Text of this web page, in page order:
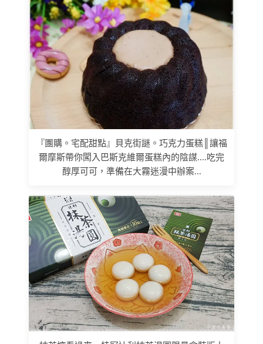
『團購。宅配甜點』貝克街謎。巧克力蛋糕║讓福
爾摩斯帶你闖入巴斯克維爾蛋糕內的陰謀....吃完
醇厚可可，準備在大霧迷漫中辦案...